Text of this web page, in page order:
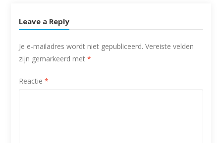
Leave a Reply
Je e-mailadres wordt niet gepubliceerd. Vereiste velden
zijn gemarkeerd met *
Reactie *